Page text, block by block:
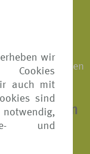
wir
auch mit
sind
notwendig,
und
haben, sind
Wohnsitz
alleine,
bei Tagesreisen
zum